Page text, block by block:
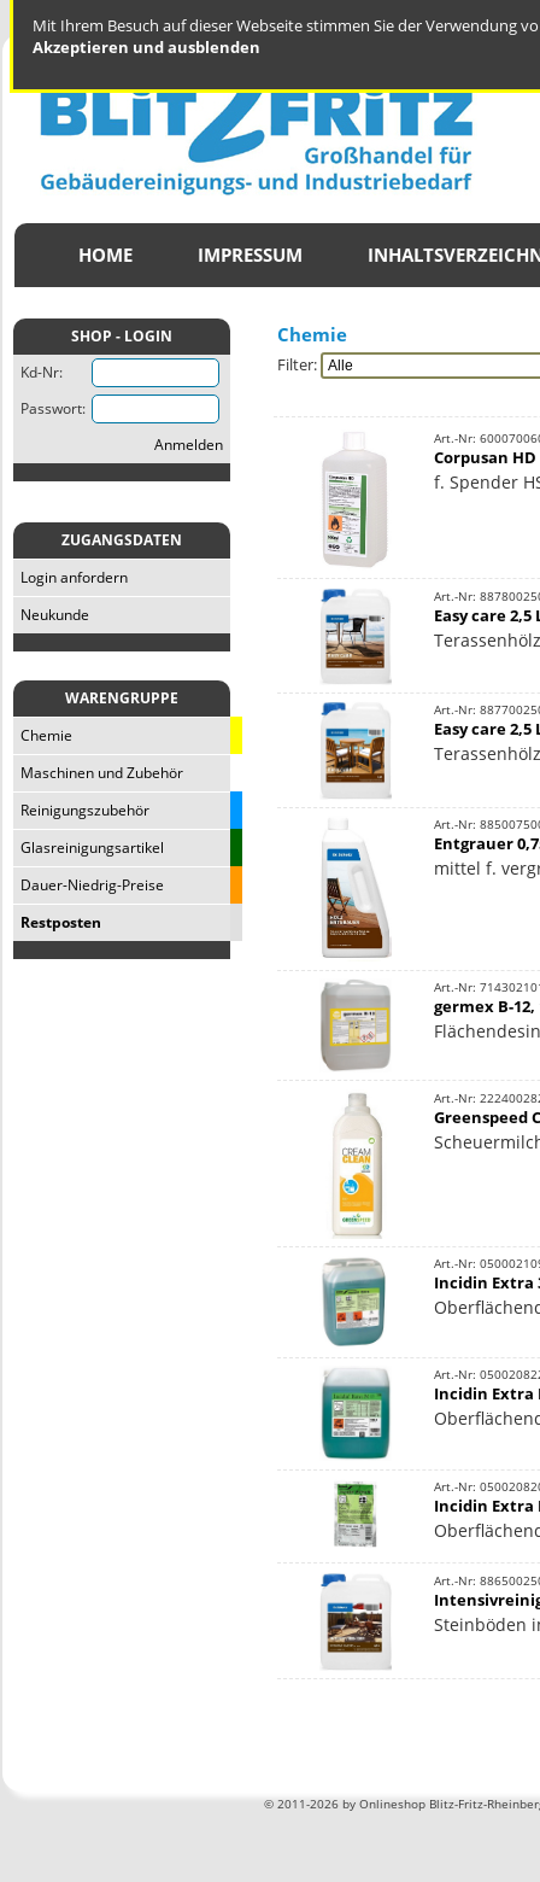
Mit Ihrem Besuch auf dieser Webseite stimmen Sie der Verwendung
Akzeptieren und ausblenden
HOME IMPRESSUM
SHOP - LOGIN
Kd-Nr:
Passwort:
Anmelden
ZUGANGSDATEN
Login anfordern
Neukunde
WARENGRUPPE
Chemie
Maschinen und Zubehör
Reinigungszubehör
Glasreinigungsartikel
Dauer-Niedrig-Preise
Restposten
Chemie
Filter:
Art.-Nr:
Corpusan
f. Spender
Art.-Nr:
Easy care
Art.-Nr:
Easy care
Art.-Nr:
Entgrauer
mittel f.
Art.-Nr:
germex B-12,
Art.-Nr:
Greenspeed
Art.-Nr:
Incidin Extra
Art.-Nr:
Incidin Extra
Art.-Nr:
Incidin Extra
Art.-Nr:
Steinböden
© 2011-2026 by Onlineshop Blitz-Fritz-